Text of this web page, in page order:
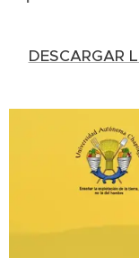
DESCARGAR